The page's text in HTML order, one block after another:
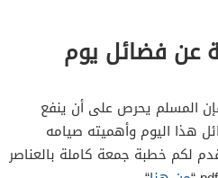
عن فضائل يوم
المسلم يحرص على أن ينفع
هذا اليوم وأهميته صيامه
لكم خطبة جمعة كاملة بالعناصر